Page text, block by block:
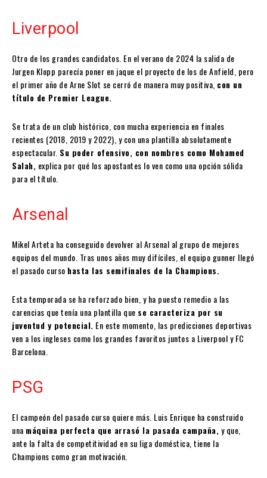
Liverpool
Otro de los grandes candidatos. En el verano de 2024 la salida de
Jurgen Klopp parecía poner en jaque el proyecto de los de Anfield, pero
el primer año de Arne Slot se cerró de manera muy positiva, con un
título de Premier League.
Se trata de un club histórico, con mucha experiencia en finales
recientes (2018, 2019 y 2022), y con una plantilla absolutamente
espectacular. Su poder ofensivo, con nombres como Mohamed
Salah, explica por qué los apostantes lo ven como una opción sólida
para el título.
Arsenal
Mikel Arteta ha conseguido devolver al Arsenal al grupo de mejores
equipos del mundo. Tras unos años muy difíciles, el equipo gunner llegó
el pasado curso hasta las semifinales de la Champions.
Esta temporada se ha reforzado bien, y ha puesto remedio a las
carencias que tenía una plantilla que se caracteriza por su
juventud y potencial. En este momento, las predicciones deportivas
ven a los ingleses como los grandes favoritos juntos a Liverpool y FC
Barcelona.
PSG
El campeón del pasado curso quiere más. Luis Enrique ha construido
una máquina perfecta que arrasó la pasada campaña,y que,
ante la falta de competitividad en su liga doméstica, tiene la
Champions como gran motivación.